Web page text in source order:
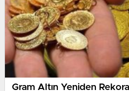
Gram Altın Yeniden